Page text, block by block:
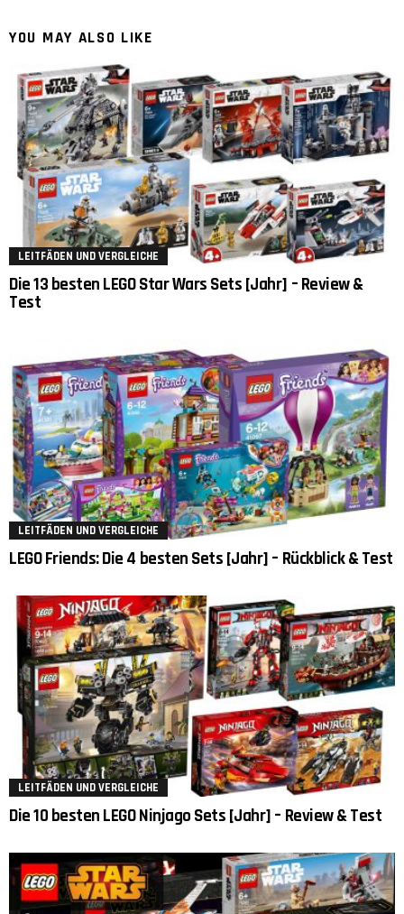
YOU MAY ALSO LIKE
LEITFÄDEN UND VERGLEICHE
Die 13 besten LEGO Star Wars Sets [Jahr] – Review &
Test
LEITFÄDEN UND VERGLEICHE
LEGO Friends: Die 4 besten Sets [Jahr] – Rückblick & Test
LEITFÄDEN UND VERGLEICHE
Die 10 besten LEGO Ninjago Sets [Jahr] – Review & Test